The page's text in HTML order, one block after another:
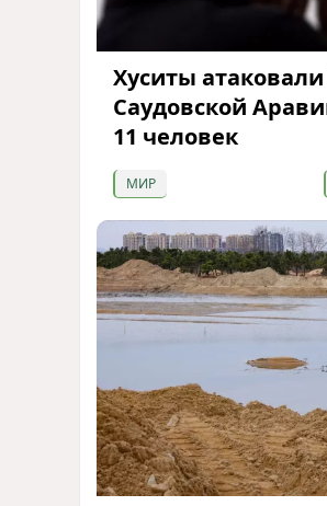
Хуситы
Саудовской
11 человек
МИР